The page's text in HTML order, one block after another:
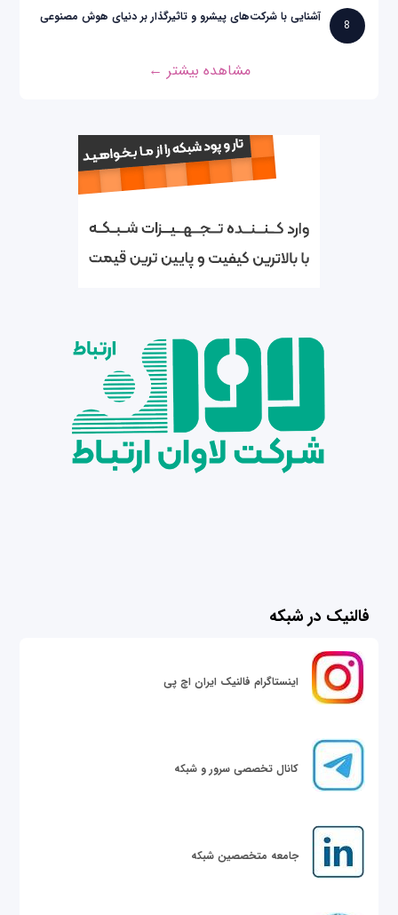
8
آشنایی با شرکت‌های پیشرو و تاثیرگذار بر دنیای هوش مصنوعی
مشاهده بیشتر ←
فالنیک در شبکه
اینستاگرام فالنیک ایران اچ پی
کانال تخصصی سرور و شبکه
جامعه متخصصین شبکه